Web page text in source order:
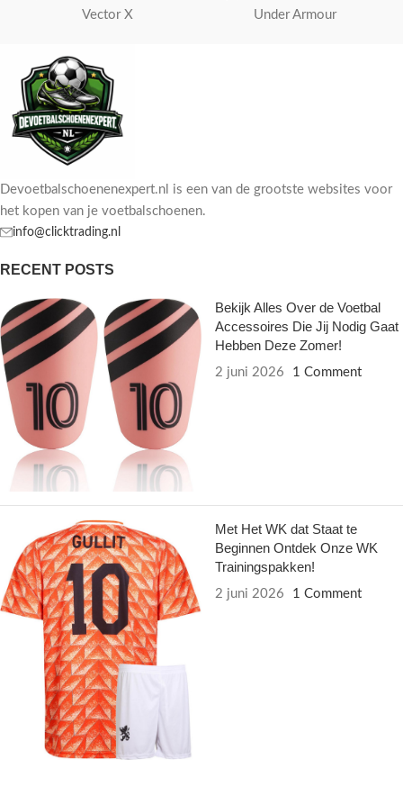
Vector X Under Armour
Devoetbalschoenenexpert.nl is een van de grootste websites voor
het kopen van je voetbalschoenen.
info@clicktrading.nl
RECENT POSTS
Bekijk Alles Over de Voetbal
Accessoires Die Jij Nodig Gaat
Hebben Deze Zomer!
2 juni 2026 1 Comment
Met Het WK dat Staat te
Beginnen Ontdek Onze WK
Trainingspakken!
2 juni 2026 1 Comment